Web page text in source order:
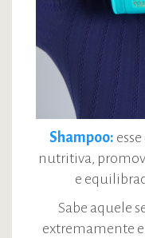
Shampoo:
nutritiva,
e
Sabe aquele
extremamente